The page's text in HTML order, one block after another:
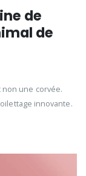
de
de
une corvée.
innovante.